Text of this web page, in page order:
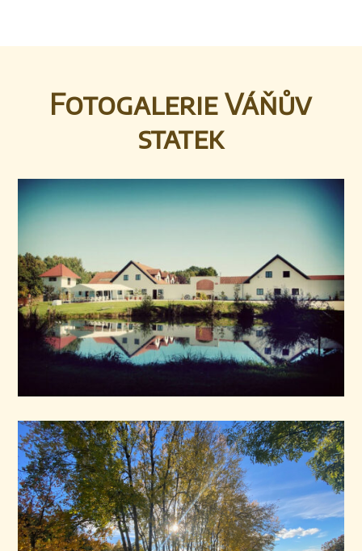
Fotogalerie Váňův
statek